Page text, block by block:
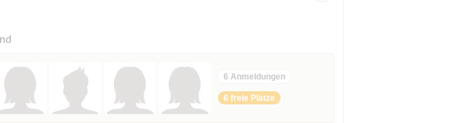
6 Anmeldungen
6 freie Plätze